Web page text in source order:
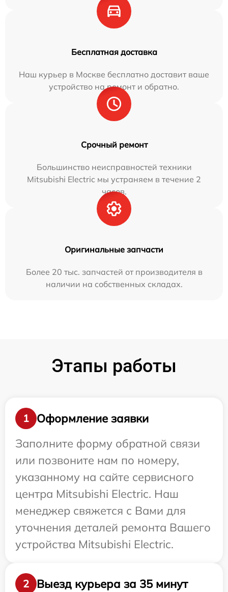
Бесплатная доставка
Наш курьер в Москве бесплатно доставит ваше
устройство на ремонт и обратно.
Срочный ремонт
Большинство неисправностей техники
Mitsubishi Electric мы устраняем в течение 2
часов.
Оригинальные запчасти
Более 20 тыс. запчастей от производителя в
наличии на собственных складах.
Этапы работы
1
Оформление заявки
Заполните форму обратной связи
или позвоните нам по номеру,
указанному на сайте сервисного
центра Mitsubishi Electric. Наш
менеджер свяжется с Вами для
уточнения деталей ремонта Вашего
устройства Mitsubishi Electric.
2 Выезд курьера за 35 минут